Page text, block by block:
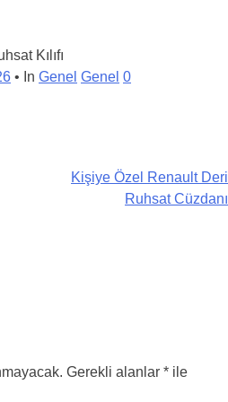
Kılıfı
• In Genel Genel 0
Kişiye Özel Renault Deri
Ruhsat Cüzdanı
Gerekli alanlar * ile